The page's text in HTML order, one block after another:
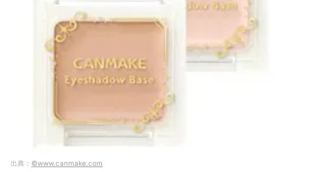
出典： ©www.canmake.com